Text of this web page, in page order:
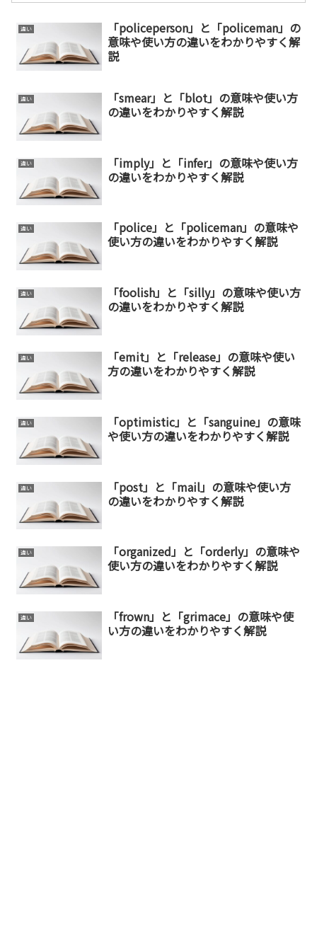
違い
「policeperson」と「policeman」の
意味や使い方の違いをわかりやすく解
説
違い
「smear」と「blot」の意味や使い方
の違いをわかりやすく解説
違い
「imply」と「infer」の意味や使い方
の違いをわかりやすく解説
違い
「police」と「policeman」の意味や
使い方の違いをわかりやすく解説
違い
「foolish」と「silly」の意味や使い方
の違いをわかりやすく解説
違い
「emit」と「release」の意味や使い
方の違いをわかりやすく解説
違い
「optimistic」と「sanguine」の意味
や使い方の違いをわかりやすく解説
違い
「post」と「mail」の意味や使い方
の違いをわかりやすく解説
違い
「organized」と「orderly」の意味や
使い方の違いをわかりやすく解説
違い
「frown」と「grimace」の意味や使
い方の違いをわかりやすく解説